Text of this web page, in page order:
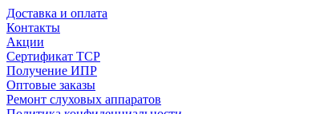
Доставка и оплата
Контакты
Акции
Сертификат ТСР
Получение ИПР
Оптовые заказы
Ремонт слуховых аппаратов